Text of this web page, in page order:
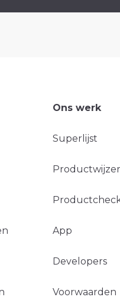
Ons werk
Superlijst
App
Developers
Voorwaarden